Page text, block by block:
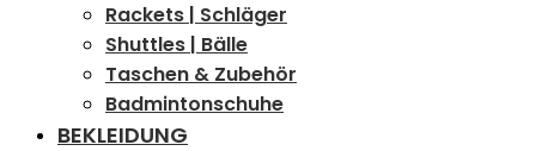
Rackets | Schläger
Shuttles | Bälle
Taschen & Zubehör
Badmintonschuhe
BEKLEIDUNG